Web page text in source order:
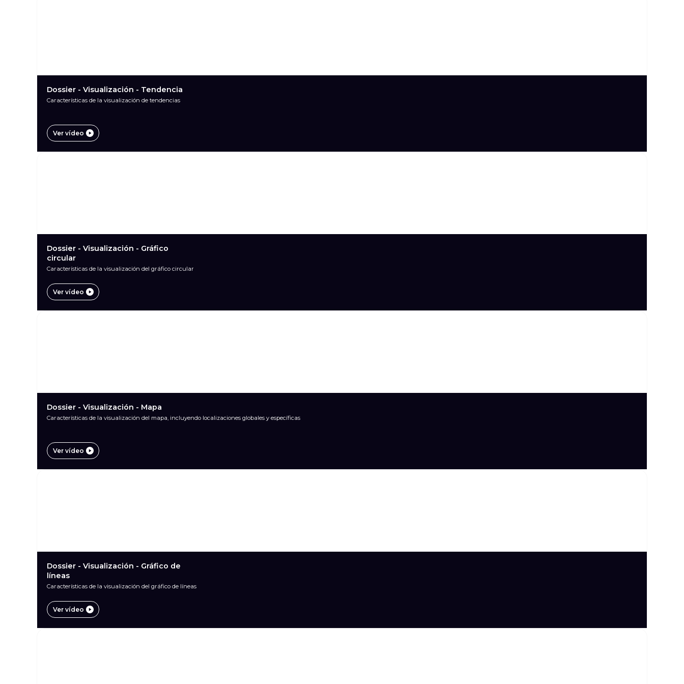
Dossier - Visualización - Tendencia
Características de la visualización de tendencias
Ver vídeo
Dossier - Visualización - Gráfico
circular
Características de la visualización del gráfico circular
Ver vídeo
Dossier - Visualización - Mapa
Características de la visualización del mapa, incluyendo localizaciones globales y específicas
Ver vídeo
Dossier - Visualización - Gráfico de
líneas
Características de la visualización del gráfico de líneas
Ver vídeo